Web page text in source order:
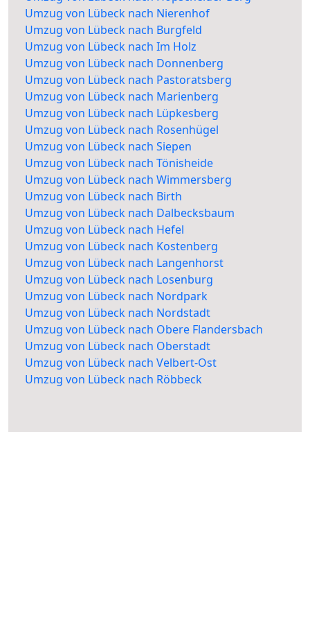
Umzug von Lübeck nach Nierenhof
Umzug von Lübeck nach Burgfeld
Umzug von Lübeck nach Im Holz
Umzug von Lübeck nach Donnenberg
Umzug von Lübeck nach Pastoratsberg
Umzug von Lübeck nach Marienberg
Umzug von Lübeck nach Lüpkesberg
Umzug von Lübeck nach Rosenhügel
Umzug von Lübeck nach Siepen
Umzug von Lübeck nach Tönisheide
Umzug von Lübeck nach Wimmersberg
Umzug von Lübeck nach Birth
Umzug von Lübeck nach Dalbecksbaum
Umzug von Lübeck nach Hefel
Umzug von Lübeck nach Kostenberg
Umzug von Lübeck nach Langenhorst
Umzug von Lübeck nach Losenburg
Umzug von Lübeck nach Nordpark
Umzug von Lübeck nach Nordstadt
Umzug von Lübeck nach Obere Flandersbach
Umzug von Lübeck nach Oberstadt
Umzug von Lübeck nach Velbert-Ost
Umzug von Lübeck nach Röbbeck